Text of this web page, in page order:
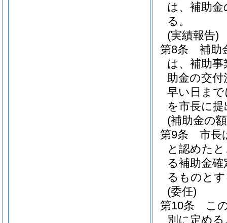
は、補助
る。
(実績報告)
第8条
補助
は、補助
助金の交
早い日まで
を市長に
(補助金の
第9条
市長
と認めた
る補助金
るものと
(委任)
第10条
こ
別に定める